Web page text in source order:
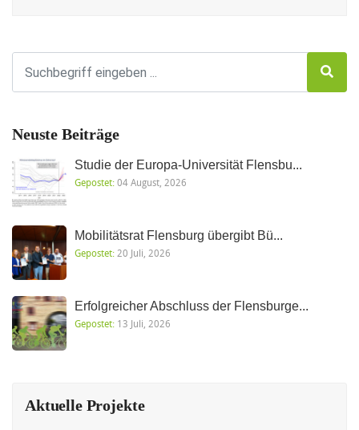
Neuste Beiträge
Studie der Europa-Universität Flensbu...
Gepostet:04 August, 2026
Mobilitätsrat Flensburg übergibt Bü...
Gepostet:20 Juli, 2026
Erfolgreicher Abschluss der Flensburge...
Gepostet: 13 Juli, 2026
Aktuelle Projekte